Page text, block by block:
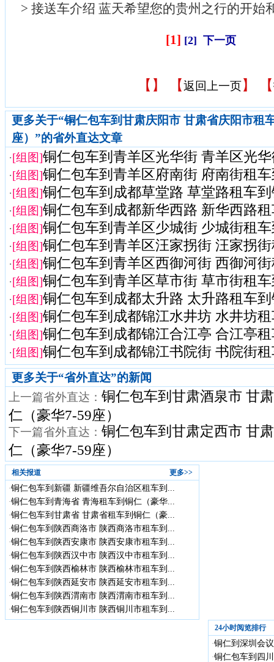
> 接送车介绍 蓝天希望您的贵州之行的开始
[1] [2] 下一页
【 】 【返回上一页】 【
更多关于“铜仁包车到甘肃庆阳市 甘肃省庆阳市租
座）”的省外直达文章
·[组图]铜仁包车到青羊区光华街 青羊区光
·[组图]铜仁包车到青羊区府南街 府南街租
·[组图]铜仁包车到成都草堂路 草堂路租车
·[组图]铜仁包车到成都新华西路 新华西路
·[组图]铜仁包车到青羊区少城街 少城街租
·[组图]铜仁包车到青羊区汪家拐街 汪家拐
·[组图]铜仁包车到青羊区西御河街 西御河
·[组图]铜仁包车到青羊区草市街 草市街租
·[组图]铜仁包车到成都太升路 太升路租车
·[组图]铜仁包车到成都锦江水井坊 水井坊
·[组图]铜仁包车到成都锦江合江亭 合江亭
·[组图]铜仁包车到成都锦江书院街 书院街
更多关于“省外直达”的新闻
上一篇省外直达： 铜仁包车到甘肃酒泉市 甘
仁（豪华7-59座）
下一篇省外直达： 铜仁包车到甘肃定西市 甘
仁（豪华7-59座）
更多>>
相关报道
·铜仁包车到新疆 新疆维吾尔自治区租车到...
·铜仁包车到青海省 青海租车到铜仁（豪华...
·铜仁包车到甘肃省 甘肃省租车到铜仁（豪...
·铜仁包车到陕西商洛市 陕西商洛市租车到...
·铜仁包车到陕西安康市 陕西安康市租车到...
·铜仁包车到陕西汉中市 陕西汉中市租车到...
·铜仁包车到陕西榆林市 陕西榆林市租车到...
·铜仁包车到陕西延安市 陕西延安市租车到...
·铜仁包车到陕西渭南市 陕西渭南市租车到...
·铜仁包车到陕西铜川市 陕西铜川市租车到...
24小时阅览排行
·铜仁到深圳会
·铜仁包车到四